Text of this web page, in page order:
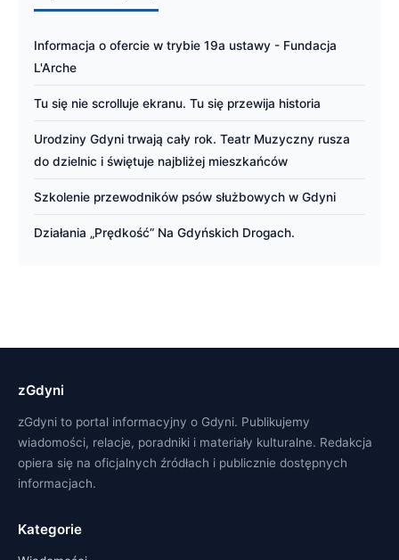
Informacja o ofercie w trybie 19a ustawy - Fundacja
L'Arche
Tu się nie scrolluje ekranu. Tu się przewija historia
Urodziny Gdyni trwają cały rok. Teatr Muzyczny rusza
do dzielnic i świętuje najbliżej mieszkańców
Szkolenie przewodników psów służbowych w Gdyni
Działania „Prędkość” Na Gdyńskich Drogach.
zGdyni
zGdyni to portal informacyjny o Gdyni. Publikujemy
wiadomości, relacje, poradniki i materiały kulturalne. Redakcja
opiera się na oficjalnych źródłach i publicznie dostępnych
informacjach.
Kategorie